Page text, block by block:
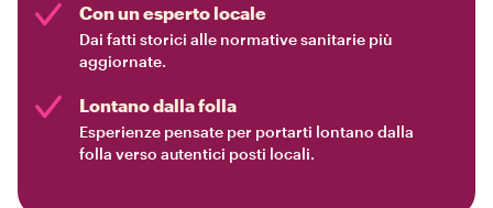
Con un esperto locale
Dai fatti storici alle normative sanitarie più
aggiornate.
Lontano dalla folla
Esperienze pensate per portarti lontano dalla
folla verso autentici posti locali.